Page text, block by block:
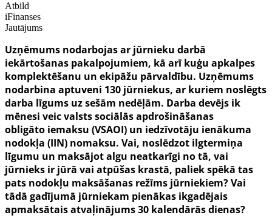
Atbild
iFinanses
Jautājums
Uzņēmums nodarbojas ar jūrnieku darbā
iekārtošanas pakalpojumiem, kā arī kuģu apkalpes
komplektēšanu un ekipāžu pārvaldību. Uzņēmums
nodarbina aptuveni 130 jūrniekus, ar kuriem noslēgts
darba līgums uz sešām nedēļām. Darba devējs ik
mēnesi veic valsts sociālās apdrošināšanas
obligāto iemaksu (VSAOI) un iedzīvotāju ienākuma
nodokļa (IIN) nomaksu. Vai, noslēdzot ilgtermiņa
līgumu un maksājot algu neatkarīgi no tā, vai
jūrnieks ir jūrā vai atpūšas krastā, paliek spēkā tas
pats nodokļu maksāšanas režīms jūrniekiem? Vai
tādā gadījumā jūrniekam pienākas ikgadējais
apmaksātais atvaļinājums 30 kalendārās dienas?